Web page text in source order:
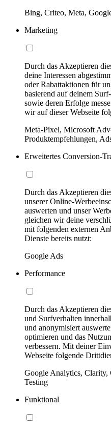
Bing, Criteo, Meta,
Marketing
Durch das Akzeptieren
deine Interessen
oder Rabattaktionen für
basierend auf deinem
sowie deren Erfolge
wir auf dieser Webseite
Meta-Pixel, Microsoft
Produktempfehlungen,
Erweitertes Conversion-
Durch das Akzeptieren
unserer Online-
auswerten und unser
gleichen wir deine
mit folgenden externen
Dienste bereits nutzt:
Google Ads
Performance
Durch das Akzeptieren
und Surfverhalten
und anonymisiert
optimieren und das
verbessern. Mit deiner
Webseite folgende
Google Analytics, Clarity,
Testing
Funktional